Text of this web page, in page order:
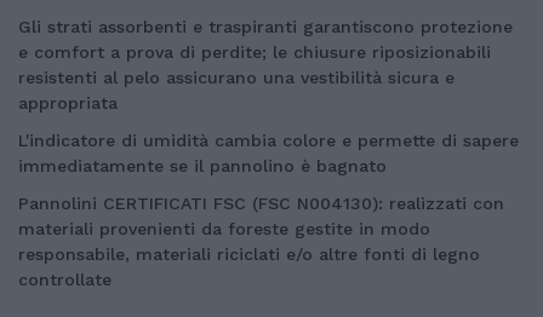
Gli strati assorbenti e traspiranti garantiscono protezione
e comfort a prova di perdite; le chiusure riposizionabili
resistenti al pelo assicurano una vestibilità sicura e
appropriata
L'indicatore di umidità cambia colore e permette di sapere
immediatamente se il pannolino è bagnato
Pannolini CERTIFICATI FSC (FSC N004130): realizzati con
materiali provenienti da foreste gestite in modo
responsabile, materiali riciclati e/o altre fonti di legno
controllate